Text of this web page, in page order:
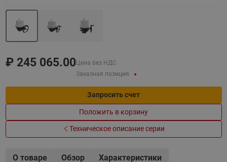
₽ 245 065.00 Цена без НДС
Заказная позиция
Запросить счет
Положить в корзину
Техническое описание серии
О товаре Обзор
Характеристики